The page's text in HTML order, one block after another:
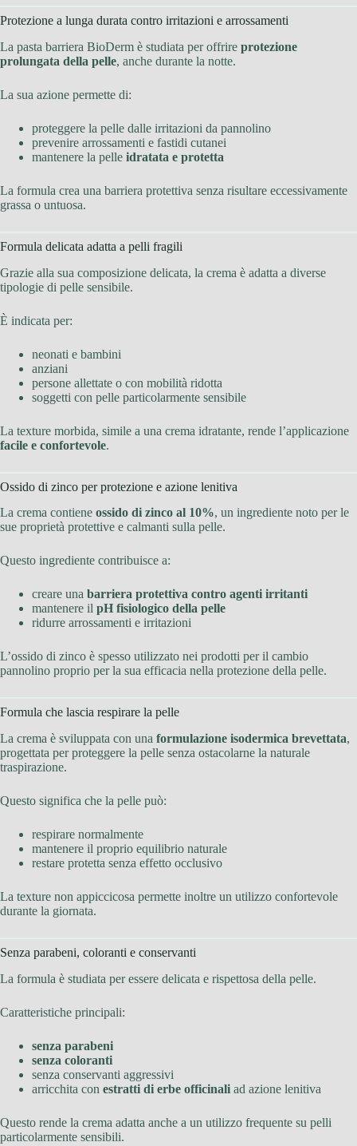
Protezione a lunga durata contro irritazioni e arrossamenti
La pasta barriera BioDerm è studiata per offrire protezione
prolungata della pelle, anche durante la notte.
La sua azione permette di:
proteggere la pelle dalle irritazioni da pannolino
prevenire arrossamenti e fastidi cutanei
mantenere la pelle idratata e protetta
La formula crea una barriera protettiva senza risultare eccessivamente
grassa o untuosa.
Formula delicata adatta a pelli fragili
Grazie alla sua composizione delicata, la crema è adatta a diverse
tipologie di pelle sensibile.
È indicata per:
neonati e bambini
anziani
persone allettate o con mobilità ridotta
soggetti con pelle particolarmente sensibile
La texture morbida, simile a una crema idratante, rende l’applicazione
facile e confortevole.
Ossido di zinco per protezione e azione lenitiva
La crema contiene ossido di zinco al 10%, un ingrediente noto per le
sue proprietà protettive e calmanti sulla pelle.
Questo ingrediente contribuisce a:
creare una barriera protettiva contro agenti irritanti
mantenere il pH fisiologico della pelle
ridurre arrossamenti e irritazioni
L’ossido di zinco è spesso utilizzato nei prodotti per il cambio
pannolino proprio per la sua efficacia nella protezione della pelle.
Formula che lascia respirare la pelle
La crema è sviluppata con una formulazione isodermica brevettata,
progettata per proteggere la pelle senza ostacolarne la naturale
traspirazione.
Questo significa che la pelle può:
respirare normalmente
mantenere il proprio equilibrio naturale
restare protetta senza effetto occlusivo
La texture non appiccicosa permette inoltre un utilizzo confortevole
durante la giornata.
Senza parabeni, coloranti e conservanti
La formula è studiata per essere delicata e rispettosa della pelle.
Caratteristiche principali:
senza parabeni
senza coloranti
senza conservanti aggressivi
arricchita con estratti di erbe officinali ad azione lenitiva
Questo rende la crema adatta anche a un utilizzo frequente su pelli
particolarmente sensibili.